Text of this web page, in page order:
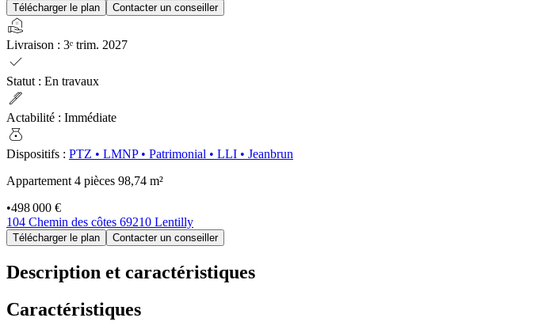
Télécharger le plan Contacter un conseiller
real_estate_agent
Livraison : 3ᵉ trim. 2027
check
Statut : En travaux
ink_pen
Actabilité : Immédiate
money_bag
Dispositifs : PTZ • LMNP• Patrimonial • LLI • Jeanbrun
Appartement 4 pièces 98,74 m²
•498 000 €
104 Chemin des côtes 69210 Lentilly
Télécharger le plan Contacter un conseiller
Description et caractéristiques
Caractéristiques